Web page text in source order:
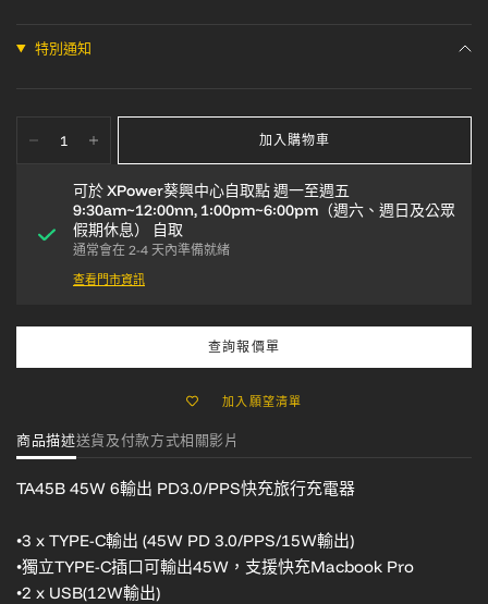
特別通知
加入購物車
可於XPower葵興中心自取點 週一至週五
9:30am~12:00nn, 1:00pm~6:00pm（週六、週日及公眾
假期休息）
自取
通常會在 2-4 天內準備就緒
查看門市資訊
查詢報價單
加入願望清單
商品描述送貨及付款方式相關影片
TA45B 45W 6輸出 PD3.0/PPS快充旅行充電器
•3 x TYPE-C輸出 (45W PD 3.0/PPS/15W輸出)
•獨立TYPE-C插口可輸出45W，支援快充Macbook Pro
•2 x USB(12W輸出)